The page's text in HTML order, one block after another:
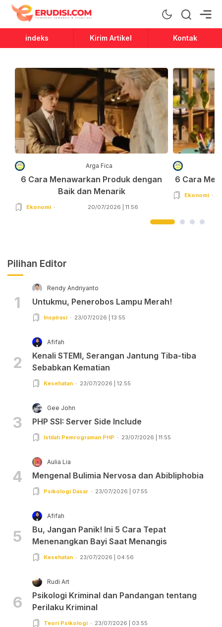
Erudisi
Temukan Jawaban dan Inspirasi
indeks Kirim Artikel Kontak
Arga Fica
6 Cara Menawarkan Produk dengan
Baik dan Menarik
Ekonomi 20/07/2026 | 11:56
6 Cara
Ekonomi
Pilihan Editor
1
Rendy Andriyanto
Untukmu, Penerobos Lampu Merah!
Inspirasi 23/07/2026 | 13:55
2
Afifah
Kenali STEMI, Serangan Jantung Tiba-tiba
Sebabkan Kematian
Kesehatan 23/07/2026 | 12:55
3
Gee John
PHP SSI: Server Side Include
Istilah Pemrograman PHP 23/07/2026 | 11:55
4
Aulia Lia
Mengenal Bulimia Nervosa dan Abibliphobia
Psikologi Dasar 23/07/2026 | 07:55
5
Afifah
Bu, Jangan Panik! Ini 5 Cara Tepat
Menenangkan Bayi Saat Menangis
Kesehatan 23/07/2026 | 04:56
6
Rudi Art
Psikologi Kriminal dan Pandangan tentang
Perilaku Kriminal
Teori Psikologi 23/07/2026 | 03:55